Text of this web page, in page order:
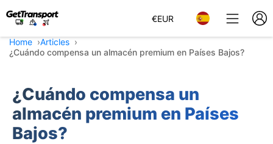
€EUR
Home
Articles
¿Cuándo compensa un almacén premium en Países Bajos?
¿Cuándo compensa un
almacén premium en Países
Bajos?